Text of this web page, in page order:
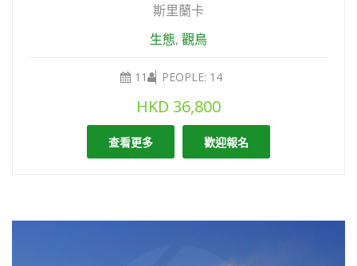
斯里蘭卡
生態, 觀鳥
11 PEOPLE: 14
HKD 36,800
查看更多 歡迎報名